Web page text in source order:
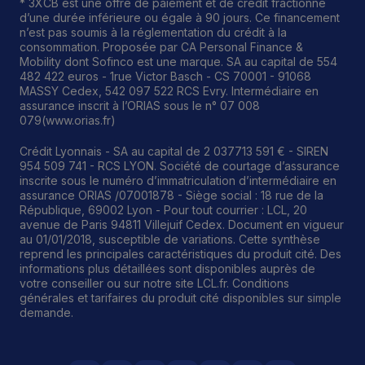
d’une durée inférieure ou égale à 90 jours. Ce financement
n’est pas soumis à la réglementation du crédit à la
consommation. Proposée par CA Personal Finance &
Mobility dont Sofinco est une marque. SA au capital de 554
482 422 euros - 1rue Victor Basch - CS 70001 - 91068
MASSY Cedex, 542 097 522 RCS Evry. Intermédiaire en
assurance inscrit à l’ORIAS sous le n° 07 008
079(www.orias.fr)
Crédit Lyonnais - SA au capital de 2 037713 591 € - SIREN
954 509 741 - RCS LYON. Société de courtage d’assurance
inscrite sous le numéro d’immatriculation d’intermédiaire en
assurance ORIAS /07001878 - Siège social : 18 rue de la
République, 69002 Lyon - Pour tout courrier : LCL, 20
avenue de Paris 94811 Villejuif Cedex. Document en vigueur
au 01/01/2018, susceptible de variations. Cette synthèse
reprend les principales caractéristiques du produit cité. Des
informations plus détaillées sont disponibles auprès de
votre conseiller ou sur notre site LCL.fr. Conditions
générales et tarifaires du produit cité disponibles sur simple
demande.